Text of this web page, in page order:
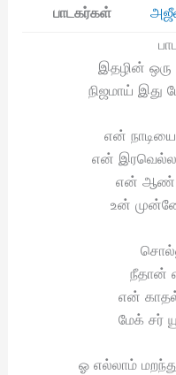
பாடகர்கள்
இதழின் ஒரு
நிஜமாய் இது
என்
என்
என் ஆண்
உன்
நீதான்
என்
மேக் சர்
ஓ எல்லாம்